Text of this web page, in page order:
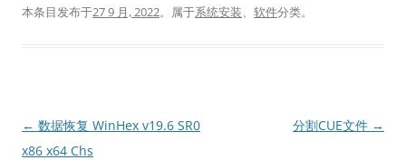
本条目发布于27 9 月, 2022。属于系统安装、 软件分类。
文
章
← 数据恢复 WinHex v19.6 SR0
x86 x64 Chs
分割CUE文件 →